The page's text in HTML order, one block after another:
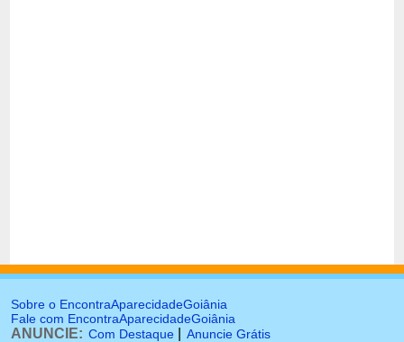
Sobre o EncontraAparecidadeGoiânia
Fale com EncontraAparecidadeGoiânia
ANUNCIE: Com Destaque Anuncie Grátis